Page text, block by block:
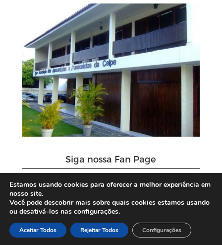
Siga nossa Fan Page
Estamos usando cookies para oferecer a melhor experiência em
nosso site.
Você pode descobrir mais sobre quais cookies estamos usando
ou desativá-los nas configurações.
Aceitar Todos Rejeitar Todos Configurações